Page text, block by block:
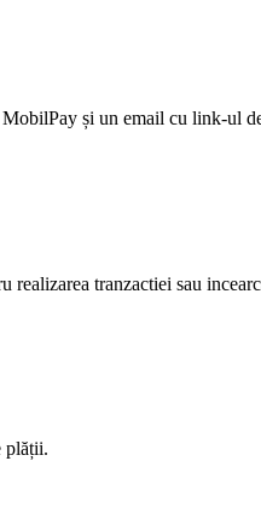
și un email cu link-ul
realizarea tranzactiei sau
plății.